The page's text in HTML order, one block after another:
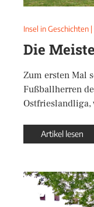
Insel in Geschichten |
Die
Zum ersten Mal
Fußballherren
Artikel lesen